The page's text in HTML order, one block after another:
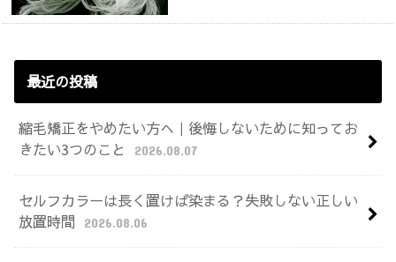
最近の投稿
縮毛矯正をやめたい方へ｜後悔しないために知ってお
きたい3つのこと
2026.08.07
セルフカラーは長く置けば染まる？失敗しない正しい
放置時間
2026.08.06